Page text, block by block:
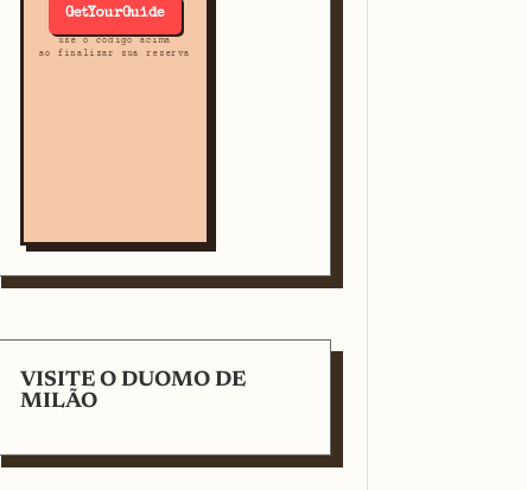
GetYourGuide
use o código acima
ao finalizar sua reserva
VISITE O DUOMO DE
MILÃO